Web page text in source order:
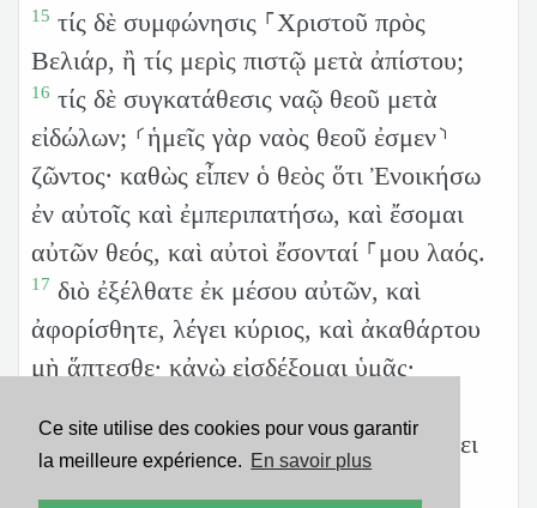
Ce site utilise des cookies pour vous garantir
la meilleure expérience. En savoir plus
15 τίς δὲ συμφώνησις ⸀Χριστοῦ πρὸς
Βελιάρ, ἢ τίς μερὶς πιστῷ μετὰ ἀπίστου;
16 τίς δὲ συγκατάθεσις ναῷ θεοῦ μετὰ
εἰδώλων; ⸂ἡμεῖς γὰρ ναὸς θεοῦ ἐσμεν⸃
ζῶντος· καθὼς εἶπεν ὁ θεὸς ὅτι Ἐνοικήσω
ἐν αὐτοῖς καὶ ἐμπεριπατήσω, καὶ ἔσομαι
αὐτῶν θεός, καὶ αὐτοὶ ἔσονταί ⸀μου λαός.
17 διὸ ἐξέλθατε ἐκ μέσου αὐτῶν, καὶ
ἀφορίσθητε, λέγει κύριος, καὶ ἀκαθάρτου
μὴ ἅπτεσθε· κἀγὼ εἰσδέξομαι ὑμᾶς·
ἔσεσθέ μοι εἰς υἱοὺς καὶ θυγατέρας, λέγει